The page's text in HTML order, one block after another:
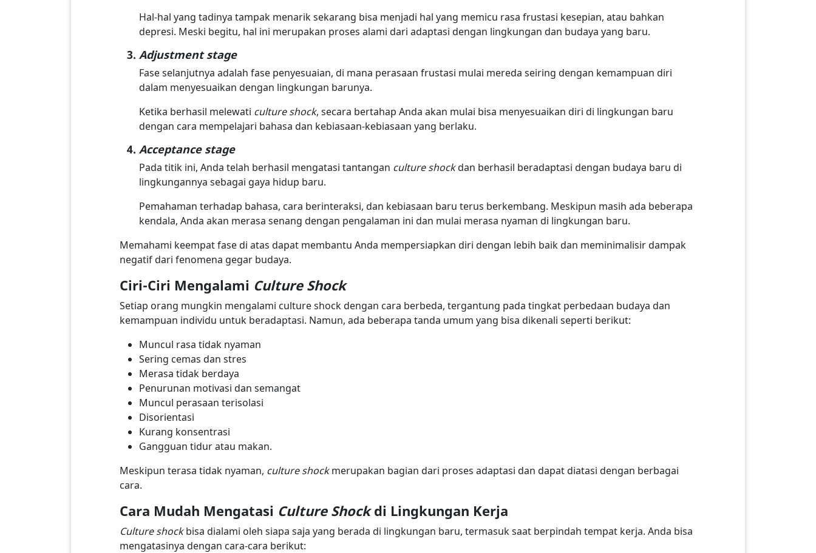
Hal-hal yang tadinya tampak menarik sekarang bisa menjadi hal yang memicu rasa frustasi kesepian, atau bahkan
depresi. Meski begitu, hal ini merupakan proses alami dari adaptasi dengan lingkungan dan budaya yang baru.
Adjustment stage
Fase selanjutnya adalah fase penyesuaian, di mana perasaan frustasi mulai mereda seiring dengan kemampuan diri
dalam menyesuaikan dengan lingkungan barunya.
Ketika berhasil melewati culture shock, secara bertahap Anda akan mulai bisa menyesuaikan diri di lingkungan baru
dengan cara mempelajari bahasa dan kebiasaan-kebiasaan yang berlaku.
Acceptance stage
Pada titik ini, Anda telah berhasil mengatasi tantangan culture shockdan berhasil beradaptasi dengan budaya baru di
lingkungannya sebagai gaya hidup baru.
Pemahaman terhadap bahasa, cara berinteraksi, dan kebiasaan baru terus berkembang. Meskipun masih ada beberapa
kendala, Anda akan merasa senang dengan pengalaman ini dan mulai merasa nyaman di lingkungan baru.
Memahami keempat fase di atas dapat membantu Anda mempersiapkan diri dengan lebih baik dan meminimalisir dampak
negatif dari fenomena gegar budaya.
Ciri-Ciri Mengalami Culture Shock
Setiap orang mungkin mengalami culture shock dengan cara berbeda, tergantung pada tingkat perbedaan budaya dan
kemampuan individu untuk beradaptasi. Namun, ada beberapa tanda umum yang bisa dikenali seperti berikut:
Muncul rasa tidak nyaman
Sering cemas dan stres
Merasa tidak berdaya
Penurunan motivasi dan semangat
Muncul perasaan terisolasi
Disorientasi
Kurang konsentrasi
Gangguan tidur atau makan.
Meskipun terasa tidak nyaman, culture shockmerupakan bagian dari proses adaptasi dan dapat diatasi dengan berbagai
cara.
Cara Mudah Mengatasi Culture Shockdi Lingkungan Kerja
Culture shockbisa dialami oleh siapa saja yang berada di lingkungan baru, termasuk saat berpindah tempat kerja. Anda bisa
mengatasinya dengan cara-cara berikut: